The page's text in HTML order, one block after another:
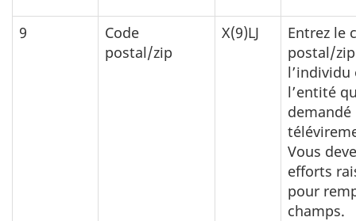
9
Code
postal/zip
X(9)LJ
Entrez le
postal/
l’individu
l’entité
demandé
Vous
efforts
pour
champs.